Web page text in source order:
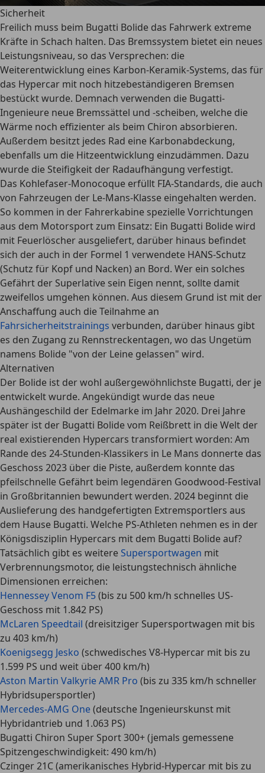
Sicherheit
Freilich muss beim Bugatti Bolide das Fahrwerk extreme
Kräfte in Schach halten. Das Bremssystem bietet ein neues
Leistungsniveau, so das Versprechen: die
Weiterentwicklung eines Karbon-Keramik-Systems, das für
das Hypercar mit noch hitzebeständigeren Bremsen
bestückt wurde. Demnach verwenden die Bugatti-
Ingenieure neue Bremssättel und -scheiben, welche die
Wärme noch effizienter als beim Chiron absorbieren.
Außerdem besitzt jedes Rad eine Karbonabdeckung,
ebenfalls um die Hitzeentwicklung einzudämmen. Dazu
wurde die Steifigkeit der Radaufhängung verfestigt.
Das Kohlefaser-Monocoque erfüllt FIA-Standards, die auch
von Fahrzeugen der Le-Mans-Klasse eingehalten werden.
So kommen in der Fahrerkabine spezielle Vorrichtungen
aus dem Motorsport zum Einsatz: Ein Bugatti Bolide wird
mit Feuerlöscherausgeliefert, darüber hinaus befindet
sich der auch in der Formel 1 verwendete HANS-Schutz
(Schutz für Kopf und Nacken) an Bord. Wer ein solches
Gefährt der Superlative sein Eigen nennt, sollte damit
zweifellos umgehen können. Aus diesem Grund ist mit der
Anschaffung auch die Teilnahme an
Fahrsicherheitstrainings verbunden, darüber hinaus gibt
es den Zugang zu Rennstreckentagen, wo das Ungetüm
namens Bolide "von der Leine gelassen" wird.
Alternativen
Der Bolide ist der wohl außergewöhnlichste Bugatti, der je
entwickelt wurde. Angekündigt wurde das neue
Aushängeschild der Edelmarke im Jahr 2020. Drei Jahre
später ist der Bugatti Bolide vom Reißbrett in die Welt der
real existierenden Hypercars transformiert worden: Am
Rande des 24-Stunden-Klassikers in Le Mans donnerte das
Geschoss 2023 über die Piste, außerdem konnte das
pfeilschnelle Gefährt beim legendären Goodwood-Festival
in Großbritannien bewundert werden. 2024 beginnt die
Auslieferung des handgefertigten Extremsportlers aus
dem Hause Bugatti. Welche PS-Athleten nehmen es in der
Königsdisziplin Hypercars mit dem Bugatti Bolide auf?
Tatsächlich gibt es weitereSupersportwagen mit
Verbrennungsmotor, die leistungstechnisch ähnliche
Dimensionen erreichen:
Hennessey Venom F5(bis zu 500 km/h schnelles US-
Geschoss mit 1.842 PS)
McLaren Speedtail (dreisitziger Supersportwagen mit bis
zu 403 km/h)
Koenigsegg Jesko (schwedisches V8-Hypercar mit bis zu
1.599 PS und weit über 400 km/h)
Aston Martin Valkyrie AMR Pro (bis zu 335 km/h schneller
Hybridsupersportler)
Mercedes-AMG One(deutsche Ingenieurskunst mit
Hybridantrieb und 1.063 PS)
Bugatti Chiron Super Sport 300+ (jemals gemessene
Spitzengeschwindigkeit: 490 km/h)
Czinger 21C (amerikanisches Hybrid-Hypercar mit bis zu